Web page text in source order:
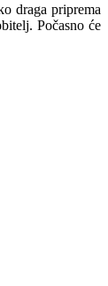
draga priprema
Počasno će